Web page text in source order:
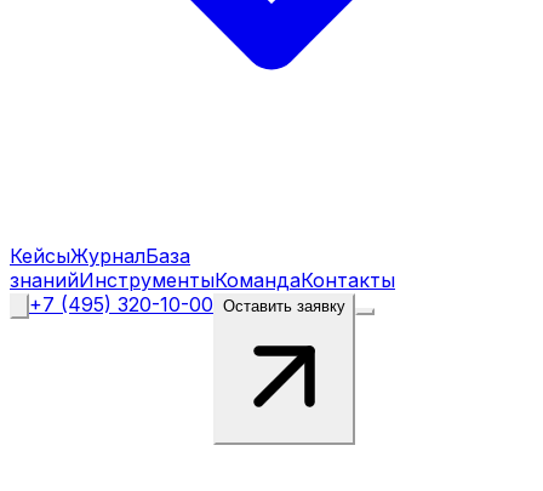
КейсыЖурналБаза
знанийИнструментыКомандаКонтакты
+7 (495) 320-10-00 Оставить заявку